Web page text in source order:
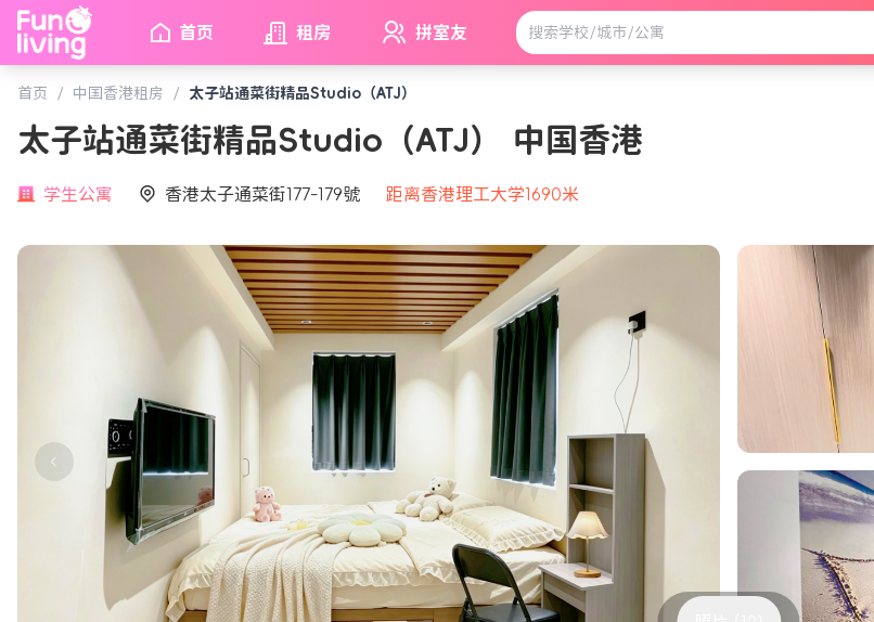
首页 租房 拼室友
首页 / 中国香港租房 / 太子站通菜街精品Studio（ATJ）
太子站通菜街精品Studio（ATJ） 中国香港
学生公寓 香港太子通菜街177-179號 距离香港理工大学1690米